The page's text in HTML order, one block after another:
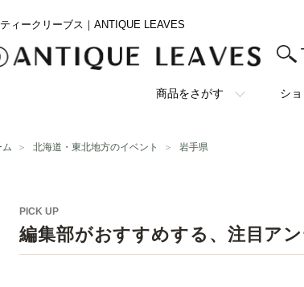
ィークリーブス｜ANTIQUE LEAVES
商品をさがす シ
ム ＞ 北海道・東北地方のイベント ＞ 岩手県
PICK UP
編集部がおすすめする、注目ア